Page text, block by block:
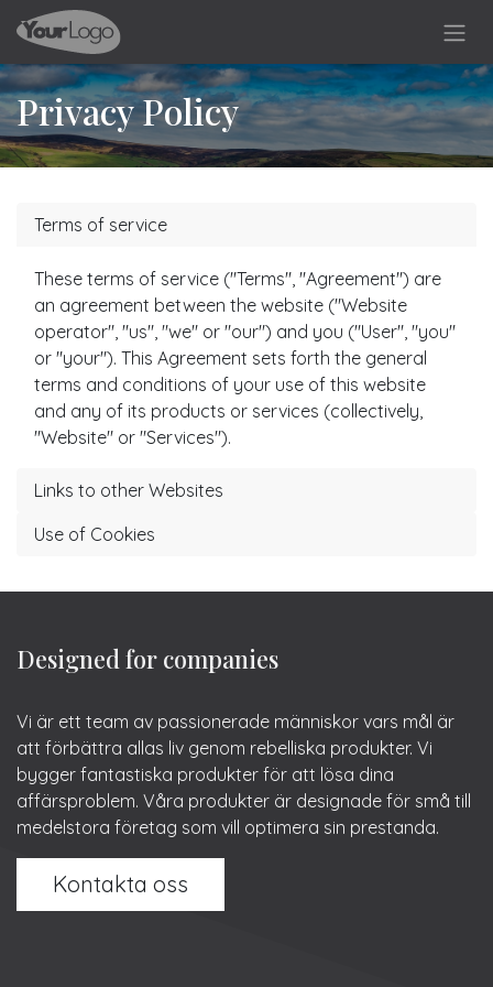
Hoppa till innehåll
Privacy Policy
Terms of service
These terms of service ("Terms", "Agreement") are
an agreement between the website ("Website
operator", "us", "we" or "our") and you ("User", "you"
or "your"). This Agreement sets forth the general
terms and conditions of your use of this website
and any of its products or services (collectively,
"Website" or "Services").
Links to other Websites
Use of Cookies
Designed for companies
Vi är ett team av passionerade människor vars mål är
att förbättra allas liv genom rebelliska produkter. Vi
bygger fantastiska produkter för att lösa dina
affärsproblem. Våra produkter är designade för små till
medelstora företag som vill optimera sin prestanda.
Kontakta oss